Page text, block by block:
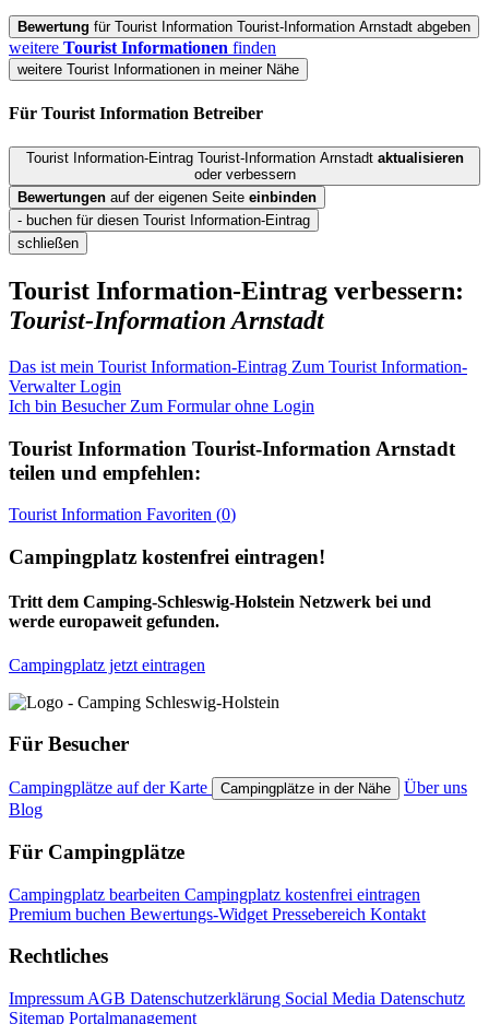
Bewertung für Tourist Information Tourist-Information Arnstadt abgeben
weitere Tourist Informationen finden
weitere Tourist Informationen in meiner Nähe
Für Tourist Information Betreiber
Tourist Information-Eintrag Tourist-Information Arnstadt aktualisieren
oder verbessern
Bewertungen auf der eigenen Seite einbinden
- buchen für diesen Tourist Information-Eintrag
schließen
Tourist Information-Eintrag verbessern:
Tourist-Information Arnstadt
Das ist mein Tourist Information-Eintrag Zum Tourist Information-
Verwalter Login
Ich bin Besucher Zum Formular ohne Login
Tourist Information Tourist-Information Arnstadt
teilen und empfehlen:
Tourist Information Favoriten (0)
Campingplatz kostenfrei eintragen!
Tritt dem Camping-Schleswig-Holstein Netzwerk bei und
werde europaweit gefunden.
Campingplatz jetzt eintragen
Für Besucher
Campingplätze auf der Karte Campingplätze in der Nähe
Über uns
Blog
Für Campingplätze
Campingplatz bearbeiten Campingplatz kostenfrei eintragen
Premium buchen Bewertungs-Widget Pressebereich Kontakt
Rechtliches
Impressum AGB Datenschutzerklärung Social Media Datenschutz
Sitemap Portalmanagement